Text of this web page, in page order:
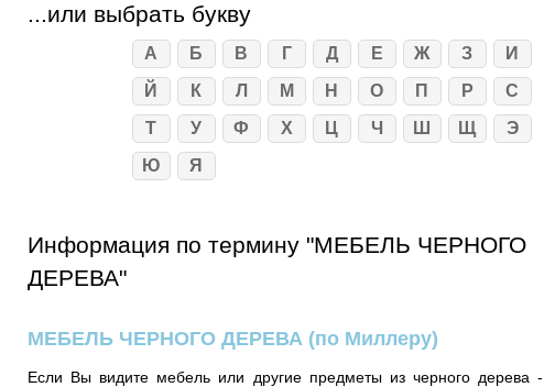
...или выбрать букву
А Б В Г Д Е Ж З
И
Й
К Л М Н О П Р
С
Т
У Ф Х Ц Ч Ш Щ
Э
Ю
Я
Информация по термину "МЕБЕЛЬ ЧЕРНОГО
ДЕРЕВА"
МЕБЕЛЬ ЧЕРНОГО ДЕРЕВА (по Миллеру)
Если Вы видите мебель или другие предметы из черного дерева -